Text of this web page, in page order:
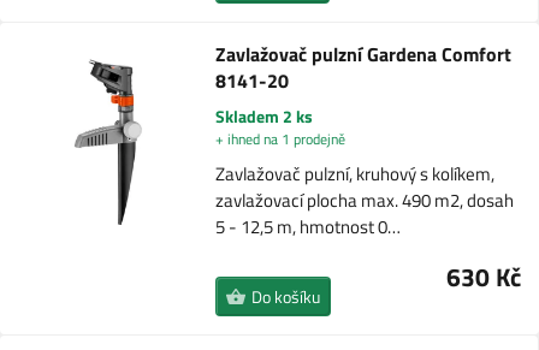
Zavlažovač pulzní Gardena Comfort
8141-20
Skladem 2 ks
+ ihned na 1 prodejně
Zavlažovač pulzní, kruhový s kolíkem,
zavlažovací plocha max. 490 m2, dosah
5 - 12,5 m, hmotnost 0…
630 Kč
Do košíku